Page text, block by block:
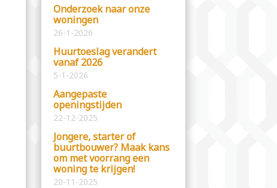
Onderzoek naar onze
woningen
26-1-2026
Huurtoeslag verandert
vanaf 2026
5-1-2026
Aangepaste
openingstijden
22-12-2025
Jongere, starter of
buurtbouwer? Maak kans
om met voorrang een
woning te krijgen!
20-11-2025